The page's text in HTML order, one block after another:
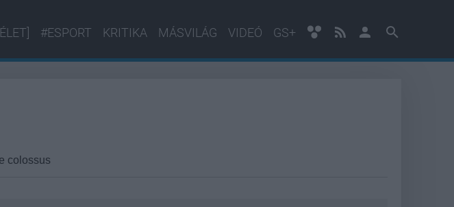
[ÉLET] #ESPORT KRITIKA MÁSVILÁG VIDEÓ GS+